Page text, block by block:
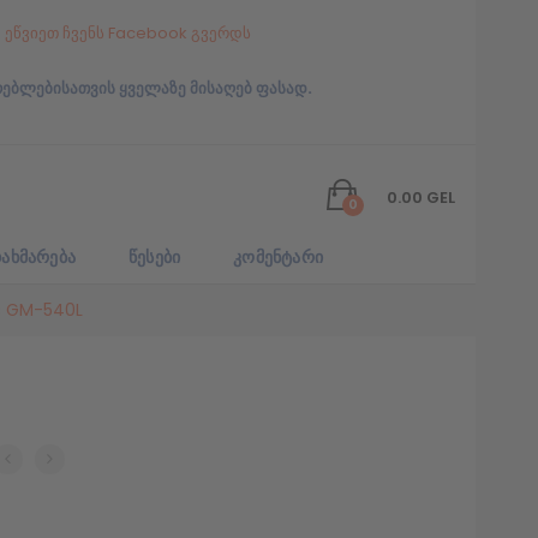
ეწვიეთ ჩვენს Facebook გვერდს
ყველაზე მისაღებ ფასად.
0 0.00 GEL
ᲬᲔᲡᲔᲑᲘ ᲙᲝᲛᲔᲜᲢᲐᲠᲘ
GM-540L